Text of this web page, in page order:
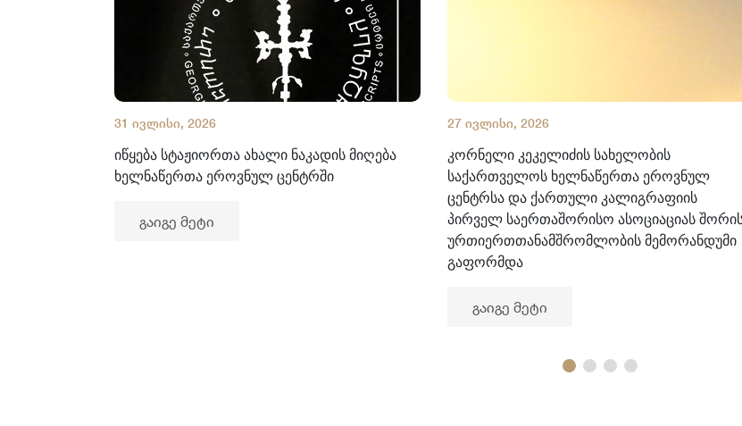
31 ივლისი, 2026
იწყება სტაჟიორთა ახალი ნაკადის მიღება
ხელნაწერთა ეროვნულ ცენტრში
გაიგე მეტი
27 ივლისი, 2026
კორნელი კეკელიძის სახელობის
საქართველოს ხელნაწერთა ეროვნულ
ცენტრსა და ქართული კალიგრაფიის
პირველ საერთაშორისო ასოციაციას
ურთიერთთანამშრომლობის მემორანდუმი
გაფორმდა
გაიგე მეტი